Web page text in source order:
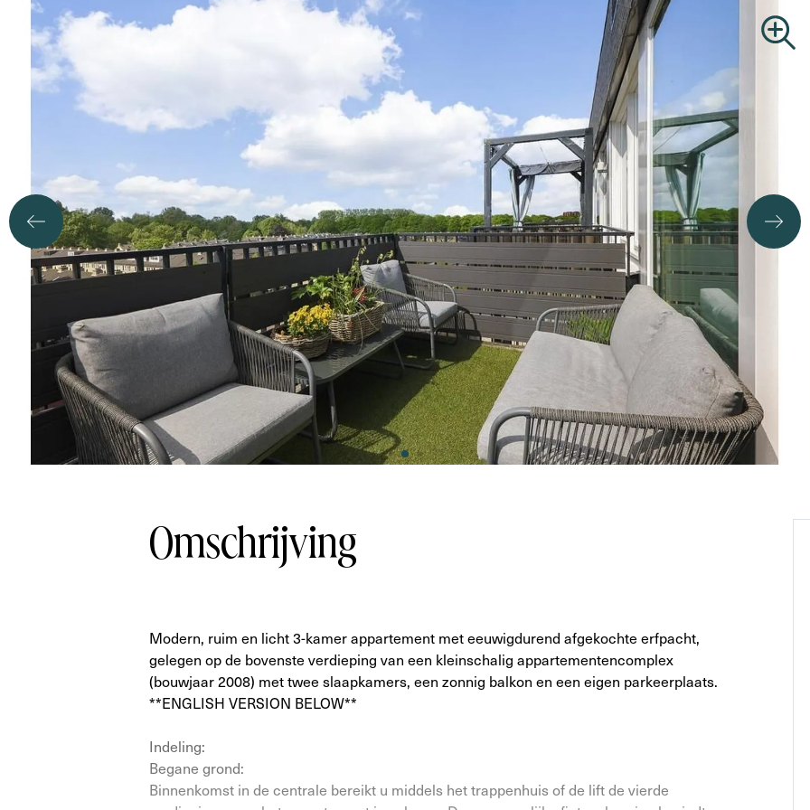
Omschrijving
Modern, ruim en licht 3-kamer appartement met eeuwigdurend afgekochte erfpacht,
gelegen op de bovenste verdieping van een kleinschalig appartementencomplex
(bouwjaar 2008) met twee slaapkamers, een zonnig balkon en een eigen parkeerplaats.
**ENGLISH VERSION BELOW**
Indeling:
Begane grond:
Binnenkomst in de centrale bereikt u middels het trappenhuis of de lift de vierde
B.O.G.
Zoekopdracht